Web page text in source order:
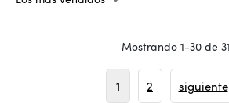
Mostrando 1-30 de 31
1 2 siguiente